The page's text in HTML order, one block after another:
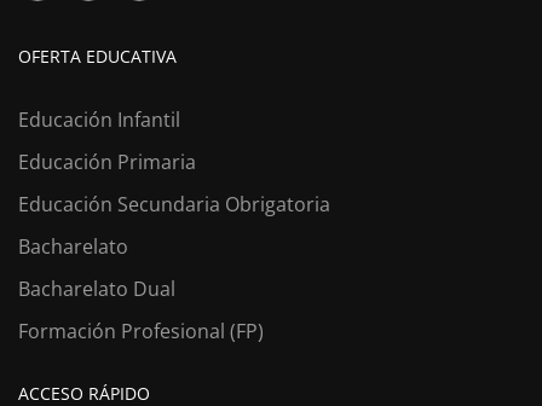
OFERTA EDUCATIVA
Educación Infantil
Educación Primaria
Educación Secundaria Obrigatoria
Bacharelato
Bacharelato Dual
Formación Profesional (FP)
ACCESO RÁPIDO